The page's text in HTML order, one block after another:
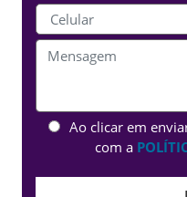
Ao clicar em
com a